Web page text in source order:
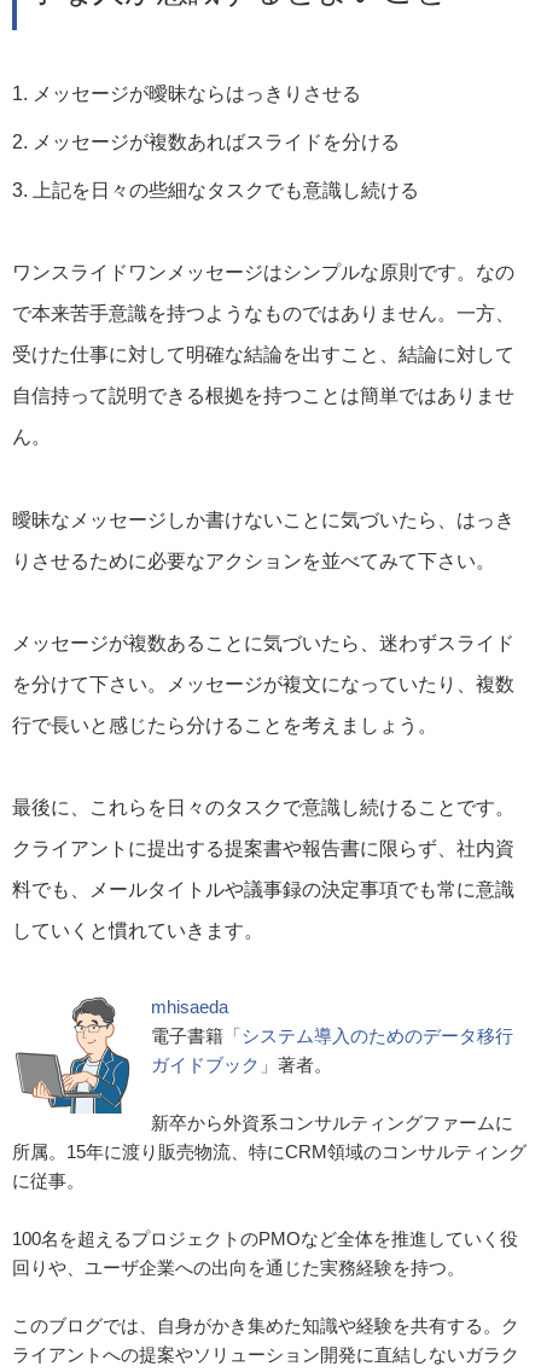
メッセージが曖昧ならはっきりさせる
メッセージが複数あればスライドを分ける
上記を日々の些細なタスクでも意識し続ける
ワンスライドワンメッセージはシンプルな原則です。なの
で本来苦手意識を持つようなものではありません。一方、
受けた仕事に対して明確な結論を出すこと、結論に対して
自信持って説明できる根拠を持つことは簡単ではありませ
ん。
曖昧なメッセージしか書けないことに気づいたら、はっき
りさせるために必要なアクションを並べてみて下さい。
メッセージが複数あることに気づいたら、迷わずスライド
を分けて下さい。メッセージが複文になっていたり、複数
行で長いと感じたら分けることを考えましょう。
最後に、これらを日々のタスクで意識し続けることです。
クライアントに提出する提案書や報告書に限らず、社内資
料でも、メールタイトルや議事録の決定事項でも常に意識
していくと慣れていきます。
mhisaeda
電子書籍 「システム導入のためのデータ移行
ガイドブック」 著者。
新卒から外資系コンサルティングファームに
所属。15年に渡り販売物流、特にCRM領域のコンサルティング
に従事。
100名を超えるプロジェクトのPMOなど全体を推進していく役
回りや、ユーザ企業への出向を通じた実務経験を持つ。
このブログでは、自身がかき集めた知識や経験を共有する。ク
ライアントへの提案やソリューション開発に直結しないガラク